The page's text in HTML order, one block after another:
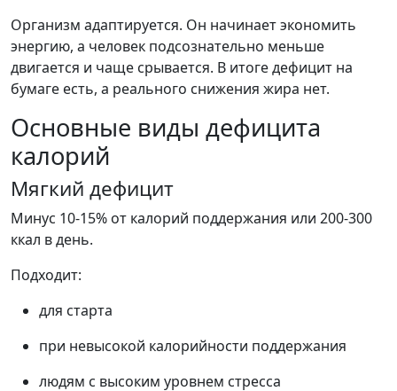
Организм адаптируется. Он начинает экономить
энергию, а человек подсознательно меньше
двигается и чаще срывается. В итоге дефицит на
бумаге есть, а реального снижения жира нет.
Основные виды дефицита
калорий
Мягкий дефицит
Минус 10-15% от калорий поддержания или 200-300
ккал в день.
Подходит:
для старта
при невысокой калорийности поддержания
людям с высоким уровнем стресса